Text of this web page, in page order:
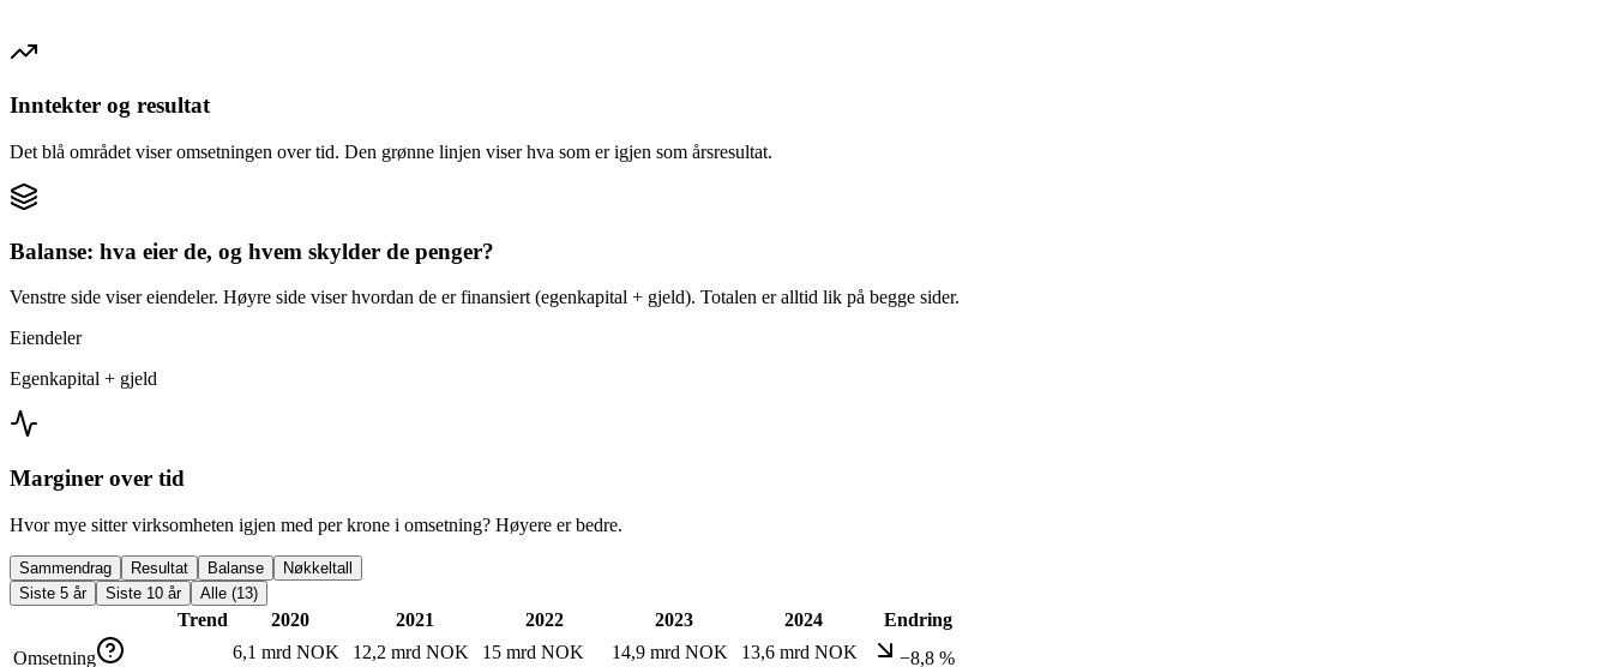
Inntekter og resultat
Det blå området viser omsetningen over tid. Den grønne linjen viser hva som er igjen som årsresultat.
Balanse: hva eier de, og hvem skylder de penger?
Venstre side viser eiendeler. Høyre side viser hvordan de er finansiert (egenkapital + gjeld). Totalen er alltid lik på begge sider.
Eiendeler
Egenkapital + gjeld
Marginer over tid
Hvor mye sitter virksomheten igjen med per krone i omsetning? Høyere er bedre.
Sammendrag Resultat Balanse
Nøkkeltall
Siste 5 år
Siste 10 år Alle (13)
Trend 2020 2021 2022 2023 2024
Endring
Omsetning
6,1 mrd NOK 12,2 mrd NOK 15 mrd NOK 14,9 mrd NOK 13,6 mrd NOK −8,8 %